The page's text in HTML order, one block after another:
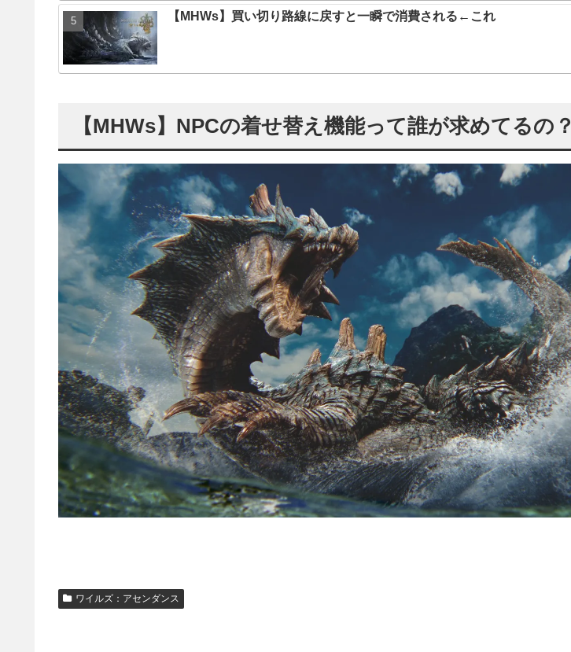
【MHWs】買い切り路線に戻すと一瞬で消費される←これ
【MHWs】NPCの着せ替え機能って誰が求めてるの？
ワイルズ：アセンダンス